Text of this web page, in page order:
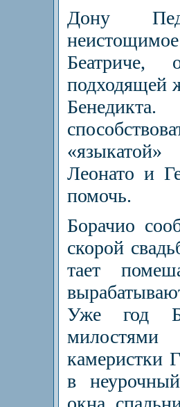
Дону
Беатриче,
подходящей
Леонато и
помочь.
Борачио
скорой
тает
Уже год
камеристки
в